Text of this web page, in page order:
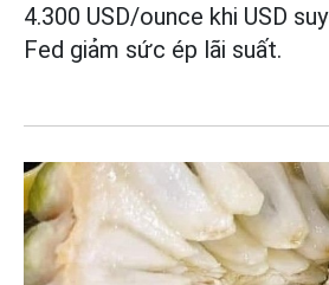
4.300 USD/ounce khi USD
Fed giảm sức ép lãi suất.